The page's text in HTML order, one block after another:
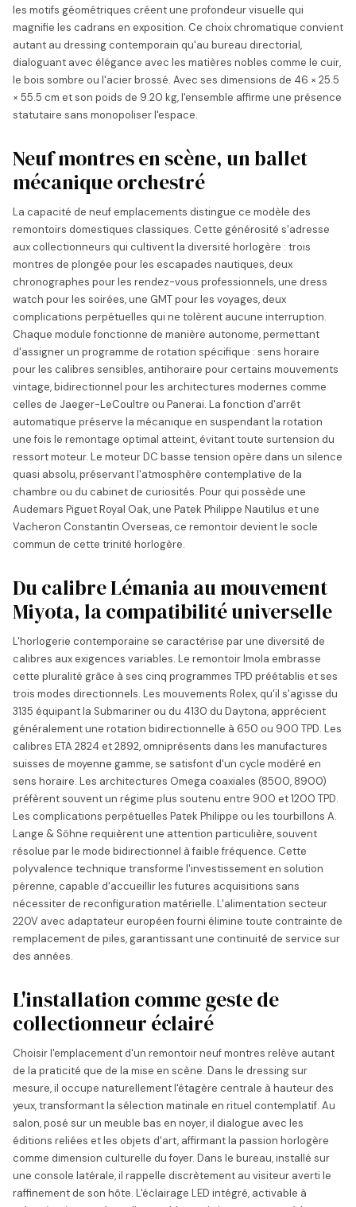
les motifs géométriques créent une profondeur visuelle qui
magnifie les cadrans en exposition. Ce choix chromatique convient
autant au dressing contemporain qu'au bureau directorial,
dialoguant avec élégance avec les matières nobles comme le cuir,
le bois sombre ou l'acier brossé. Avec ses dimensions de 46 × 25.5
× 55.5 cm et son poids de 9.20 kg, l'ensemble affirme une présence
statutaire sans monopoliser l'espace.
Neuf montres en scène, un ballet
mécanique orchestré
La capacité de neuf emplacements distingue ce modèle des
remontoirs domestiques classiques. Cette générosité s'adresse
aux collectionneurs qui cultivent la diversité horlogère : trois
montres de plongée pour les escapades nautiques, deux
chronographes pour les rendez-vous professionnels, une dress
watch pour les soirées, une GMT pour les voyages, deux
complications perpétuelles qui ne tolèrent aucune interruption.
Chaque module fonctionne de manière autonome, permettant
d'assigner un programme de rotation spécifique : sens horaire
pour les calibres sensibles, antihoraire pour certains mouvements
vintage, bidirectionnel pour les architectures modernes comme
celles de Jaeger-LeCoultre ou Panerai. La fonction d'arrêt
automatique préserve la mécanique en suspendant la rotation
une fois le remontage optimal atteint, évitant toute surtension du
ressort moteur. Le moteur DC basse tension opère dans un silence
quasi absolu, préservant l'atmosphère contemplative de la
chambre ou du cabinet de curiosités. Pour qui possède une
Audemars Piguet Royal Oak, une Patek Philippe Nautilus et une
Vacheron Constantin Overseas, ce remontoir devient le socle
commun de cette trinité horlogère.
Du calibre Lémania au mouvement
Miyota, la compatibilité universelle
L'horlogerie contemporaine se caractérise par une diversité de
calibres aux exigences variables. Le remontoir Imola embrasse
cette pluralité grâce à ses cinq programmes TPD préétablis et ses
trois modes directionnels. Les mouvements Rolex, qu'il s'agisse du
3135 équipant la Submariner ou du 4130 du Daytona, apprécient
généralement une rotation bidirectionnelle à 650 ou 900 TPD. Les
calibres ETA 2824 et 2892, omniprésents dans les manufactures
suisses de moyenne gamme, se satisfont d'un cycle modéré en
sens horaire. Les architectures Omega coaxiales (8500, 8900)
préfèrent souvent un régime plus soutenu entre 900 et 1200 TPD.
Les complications perpétuelles Patek Philippe ou les tourbillons A.
Lange & Söhne requièrent une attention particulière, souvent
résolue par le mode bidirectionnel à faible fréquence. Cette
polyvalence technique transforme l'investissement en solution
pérenne, capable d'accueillir les futures acquisitions sans
nécessiter de reconfiguration matérielle. L'alimentation secteur
220V avec adaptateur européen fourni élimine toute contrainte de
remplacement de piles, garantissant une continuité de service sur
des années.
L'installation comme geste de
collectionneur éclairé
Choisir l'emplacement d'un remontoir neuf montres relève autant
de la praticité que de la mise en scène. Dans le dressing sur
mesure, il occupe naturellement l'étagère centrale à hauteur des
yeux, transformant la sélection matinale en rituel contemplatif. Au
salon, posé sur un meuble bas en noyer, il dialogue avec les
éditions reliées et les objets d'art, affirmant la passion horlogère
comme dimension culturelle du foyer. Dans le bureau, installé sur
une console latérale, il rappelle discrètement au visiteur averti le
raffinement de son hôte. L'éclairage LED intégré, activable à